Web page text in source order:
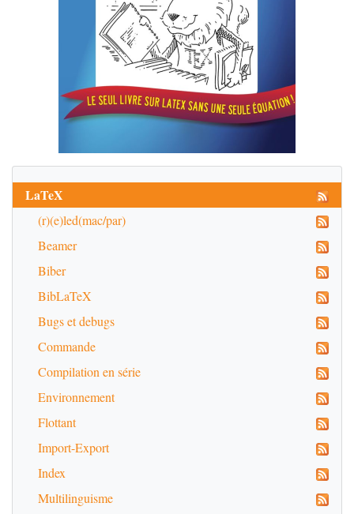
LaTeX
(r)(e)led(mac/par)
Beamer
Biber
BibLaTeX
Bugs et debugs
Commande
Compilation en série
Environnement
Flottant
Import-Export
Index
Multilinguisme